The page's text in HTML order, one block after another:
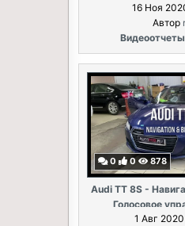
приборов
16 Ноя
Автор
0 0 878
Audi TT 8S -
Голосовое
1 Авг